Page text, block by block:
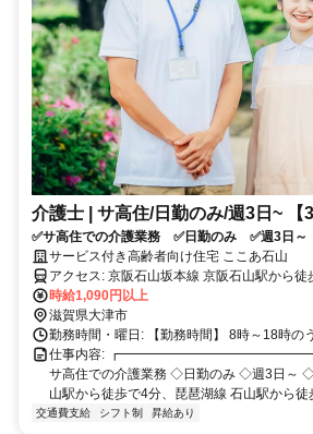
介護士 | サ高住/日勤のみ/週3日~ 【
✅サ高住での介護業務 ✅日勤のみ ✅週3日～
石山駅から徒歩で4分、琵琶湖線 石山駅から徒
唐橋前駅から徒歩で7分 ✅応募条件：介護系
サービス付き高齢者向け住宅 ここあ石山
アクセス: 京阪石山坂本線 京阪石山駅から徒歩で4分/琵琶湖線 石山駅
から徒歩で5分/京阪石山坂本線 唐橋前駅から
時給1,090円以上
滋賀県大津市
勤務時間・曜日: 【勤務時間】 8時～18時の
仕事内容: ┏━━━━━━━━━━━━━━━┓
サ高住での介護業務 ◇日勤のみ ◇週3日～
山駅から徒歩で4分、琵琶湖線 石山駅から徒
交通費支給 シフト制 昇給あり